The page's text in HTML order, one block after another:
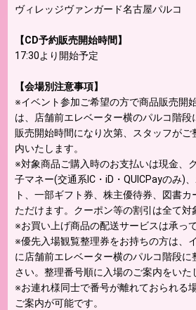
ヴィレッジヴァンガード名古屋パルコ
【CD予約販売開始時間】
17:30より開始予定
【会場別注意事項】
※イベント参加ご希望の方で商品販売開
は、店舗前エレベーター横のパルコ階段
販売開始時間になり次第、スタッフがご
内いたします。
※対象商品ご購入時のお支払いは現金、
子マネー(交通系IC・iD・QUICPayのみ)
ト、一部ギフト券、株主優待券、図書
ただけます。クーポン等の割引は全て対
※お買い上げ商品の配送サービスは承っ
※優先入場観覧整理券をお持ちの方は、
に店舗前エレベーター横のパルコ階段
さい。整理番号順に入場のご案内をいた
※お連れ様同士で番号が離れておられる
ご案内が可能です。